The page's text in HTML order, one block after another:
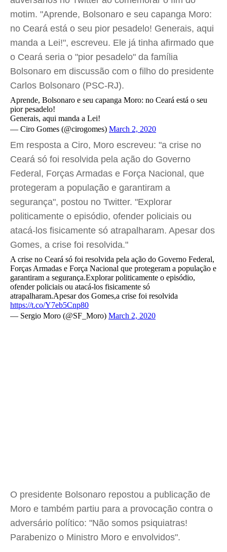
motim. "Aprende, Bolsonaro e seu capanga Moro:
no Ceará está o seu pior pesadelo! Generais, aqui
manda a Lei!", escreveu. Ele já tinha afirmado que
o Ceará seria o "pior pesadelo" da família
Bolsonaro em discussão com o filho do presidente
Carlos Bolsonaro (PSC-RJ).
Aprende, Bolsonaro e seu capanga Moro: no Ceará está o seu
pior pesadelo!
Generais, aqui manda a Lei!
— Ciro Gomes (@cirogomes) March 2, 2020
Em resposta a Ciro, Moro escreveu: "a crise no
Ceará só foi resolvida pela ação do Governo
Federal, Forças Armadas e Força Nacional, que
protegeram a população e garantiram a
segurança", postou no Twitter. "Explorar
politicamente o episódio, ofender policiais ou
atacá-los fisicamente só atrapalharam. Apesar dos
Gomes, a crise foi resolvida."
A crise no Ceará só foi resolvida pela ação do Governo Federal,
Forças Armadas e Força Nacional que protegeram a população e
garantiram a segurança.Explorar politicamente o episódio,
ofender policiais ou atacá-los fisicamente só
atrapalharam.Apesar dos Gomes,a crise foi resolvida
https://t.co/Y7eb5Cnp80
— Sergio Moro (@SF_Moro) March 2, 2020
O presidente Bolsonaro repostou a publicação de
Moro e também partiu para a provocação contra o
adversário político: "Não somos psiquiatras!
Parabenizo o Ministro Moro e envolvidos".